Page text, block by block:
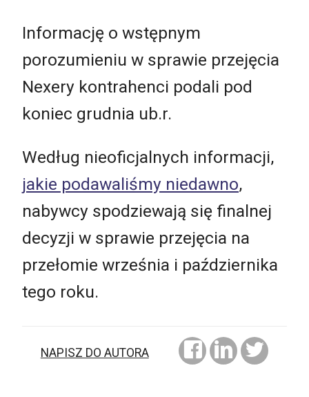
Informację o wstępnym
porozumieniu w sprawie przejęcia
Nexery kontrahenci podali pod
koniec grudnia ub.r.
Według nieoficjalnych informacji,
jakie podawaliśmy niedawno,
nabywcy spodziewają się finalnej
decyzji w sprawie przejęcia na
przełomie września i października
tego roku.
NAPISZ DO AUTORA